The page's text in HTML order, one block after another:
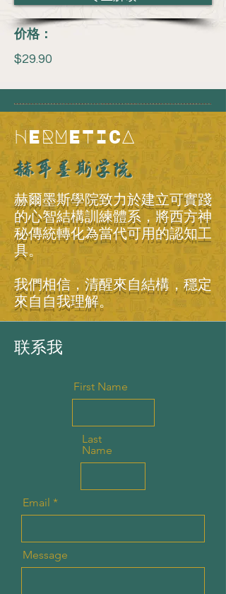
价格：
$29.90
HERMETICA
赫耳墨斯学院
赫爾墨斯學院致力於建立可實踐
的心智結構訓練體系，將西方神
秘傳統轉化為當代可用的認知工
具。
我們相信，清醒來自結構，穩定
來自自我理解。
联系我
First Name
Last
Name
Email
Message